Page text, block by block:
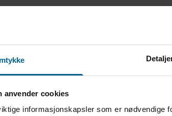
anvender cookies
informasjonskapsler som er nødvendige
mer med deg om
av løsning for
vi deg.